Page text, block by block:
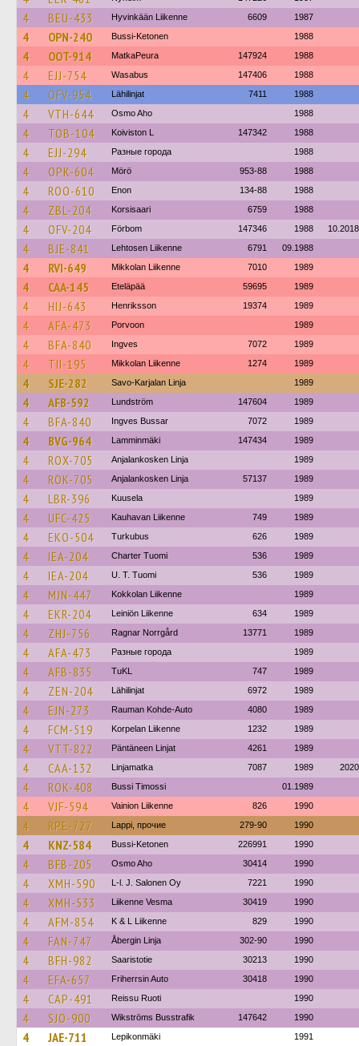
4 BEU-433 Hyvinkään Liikenne 6609 1987
4 OPN-240 Bussi-Ketonen 1988
4 OOT-914 MatkaPeura 147924 1988
4 EJJ-754 Wasabus 147406 1988
4 OFV-954 Lähilinjat 7411 1988
4 VTH-644 Osmo Aho 1988
4 TOB-104 Koiviston L 147342 1988
4 EJJ-294 Разные города 1988
4 OPK-604 Mörö 953-88 1988
4 ROO-610 Enon 134-88 1988
4 ZBL-204 Korsisaari 6759 1988
4 OFV-204 Förbom 147346 1988 10.2018
4 BJE-841 Lehtosen Liikenne 6791 09.1988
4 RVI-649 Mikkolan Liikenne 7010 1989
4 CAA-145 Eteläpää 59695 1989
4 HIJ-643 Henriksson 19374 1989
4 AFA-473 Porvoon 1989
4 BFA-840 Ingves 7072 1989
4 TII-195 Mikkolan Liikenne 1274 1989
4 SJE-282 Savo-Karjalan Linja 1989
4 AFB-592 Lundström 147604 1989
4 BFA-840 Ingves Bussar 7072 1989
4 BVG-964 Lamminmäki 147434 1989
4 ROX-705 Anjalankosken Linja 1989
4 ROK-705 Anjalankosken Linja 57137 1989
4 LBR-396 Kuusela 1989
4 UFC-425 Kauhavan Liikenne 749 1989
4 EKO-504 Turkubus 626 1989
4 IEA-204 Charter Tuomi 536 1989
4 IEA-204 U. T. Tuomi 536 1989
4 MJN-447 Kokkolan Liikenne 1989
4 EKR-204 Leiniön Liikenne 634 1989
4 ZHJ-756 Ragnar Norrgård 13771 1989
4 AFA-473 Разные города 1989
4 AFB-835 TuKL 747 1989
4 ZEN-204 Lähilinjat 6972 1989
4 EJN-273 Rauman Kohde-Auto 4080 1989
4 FCM-519 Korpelan Liikenne 1232 1989
4 VTT-822 Päntäneen Linjat 4261 1989
4 CAA-132 Linjamatka 7087 1989 2020
4 ROK-408 Bussi Timossi 01.1989
4 VJF-594 Vainion Liikenne 826 1990
4 RPE-727 Lappi, прочие 279-90 1990
4 KNZ-584 Bussi-Ketonen 226991 1990
4 BFB-205 Osmo Aho 30414 1990
4 XMH-590 L-l. J. Salonen Oy 7221 1990
4 XMH-533 Liikenne Vesma 30419 1990
4 AFM-854 K & L Liikenne 829 1990
4 FAN-747 Åbergin Linja 302-90 1990
4 BFH-982 Saaristotie 30213 1990
4 EFA-657 Friherrsin Auto 30418 1990
4 CAP-491 Reissu Ruoti 1990
4 SJO-900 Wikströms Busstrafik 147642 1990
4 JAE-711 Lepikonmäki 1991